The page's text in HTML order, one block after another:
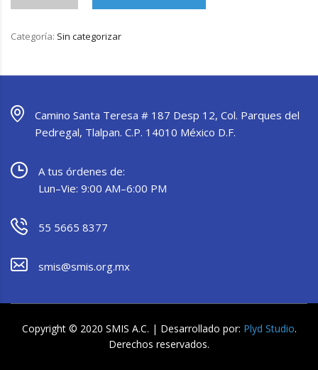
Categoría: Sin categorizar
Camino Santa Teresa # 187 Desp 12, Col. Parques del
Pedregal, Tlalpan. C.P. 14010 México D.F.
A tus órdenes de:
Lun–Vie: 9:00 AM–6:00 PM
55 5665 8377
smis@smis.org.mx
Copyright © 2020 SMIS A.C. | Desarrollado por: Plyd Studio.
Derechos reservados.